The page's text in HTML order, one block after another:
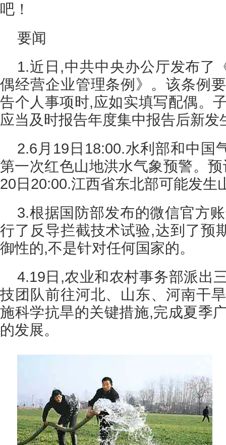
吧！
要闻
1.近日,中共中央办公厅发布了
偶经营企业管理条例》。该条例
告个人事项时,应如实填写配偶。
应当及时报告年度集中报告后新发
2.6月19日18:00.水利部和中国
第一次红色山地洪水气象预警。
20日20:00.江西省东北部可能发生
3.根据国防部发布的微信官方
行了反导拦截技术试验,达到了预
御性的,不是针对任何国家的。
4.19日,农业和农村事务部派出
技团队前往河北、山东、河南干
施科学抗旱的关键措施,完成夏季
的发展。